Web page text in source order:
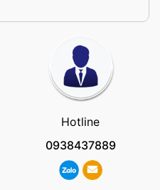
Hotline
0938437889